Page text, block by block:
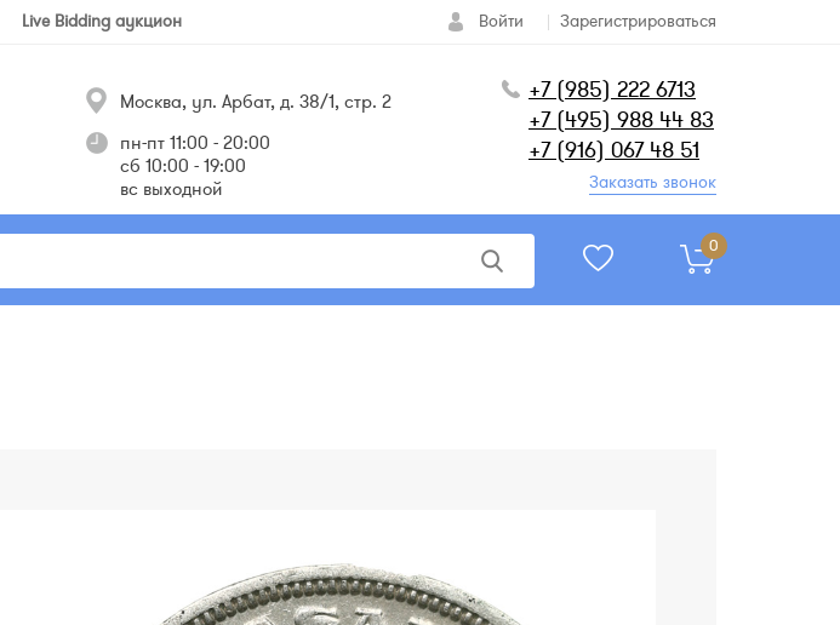
Live Bidding аукцион Зарегистрироваться
Войти
Москва, ул. Арбат, д. 38/1, стр. 2
пн-пт 11:00 - 20:00
сб 10:00 - 19:00
вс выходной
+7 (985) 222 6713
+7 (495) 988 44 83
+7 (916) 067 48 51
Заказать звонок
0